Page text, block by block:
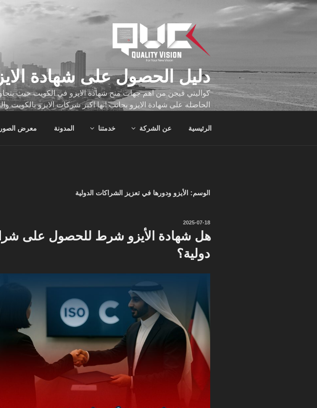
التجاوز
دليل الحصول على شهادة
كواليتي فيجن من اهم جهات منح شهادة الايزو في الكويت حيث
الحاصله على شهادة الايزو بجانب انها اكبر شركات الايزو بالكويت
الرئيسية عن الشركة خدمتنا المدونة معرض الصور
الوسم: الأيزو ودورها في تعزيز الشراكات الدولية
نُشر
2025-07-18
هل شهادة الأيزو شرط للحصول على
دولية؟